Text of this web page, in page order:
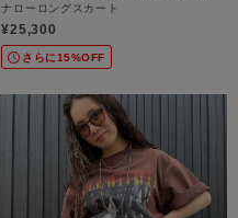
ナローロングスカート
¥25,300
さらに15%OFF